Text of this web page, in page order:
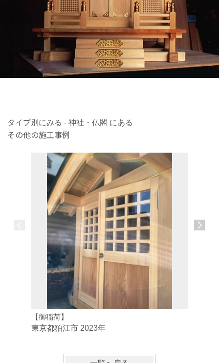
タイプ別にみる - 神社・仏閣 にある
その他の施工事例
【御稲荷】
東京都狛江市 2023年